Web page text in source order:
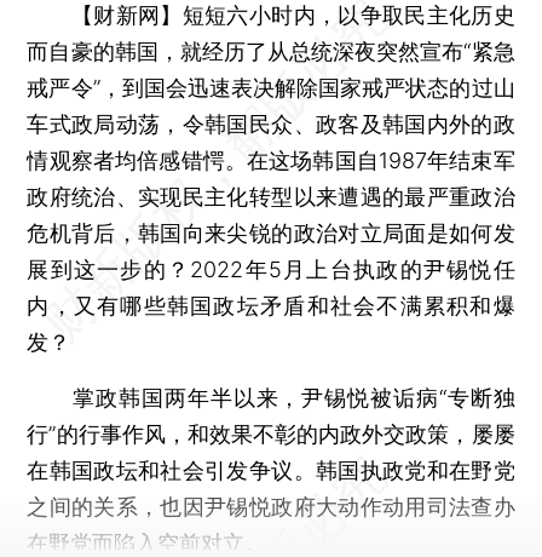
【财新网】 短短六小时内，以争取民主化历史
而自豪的韩国，就经历了从总统深夜突然宣布“紧急
戒严令”，到国会迅速表决解除国家戒严状态的过山
车式政局动荡，令韩国民众、政客及韩国内外的政
情观察者均倍感错愕。在这场韩国自1987年结束军
政府统治、实现民主化转型以来遭遇的最严重政治
危机背后，韩国向来尖锐的政治对立局面是如何发
展到这一步的？2022年5月上台执政的尹锡悦任
内，又有哪些韩国政坛矛盾和社会不满累积和爆
发？
掌政韩国两年半以来，尹锡悦被诟病“专断独
行”的行事作风，和效果不彰的内政外交政策，屡屡
在韩国政坛和社会引发争议。韩国执政党和在野党
之间的关系，也因尹锡悦政府大动作动用司法查办
在野党而陷入空前对立。